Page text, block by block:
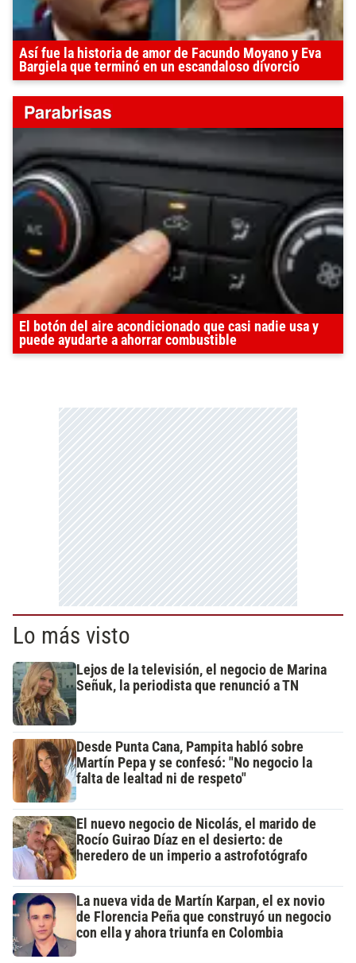
Así fue la historia de amor de Facundo Moyano y Eva
Bargiela que terminó en un escandaloso divorcio
El botón del aire acondicionado que casi nadie usa y
puede ayudarte a ahorrar combustible
Lo más visto
Lejos de la televisión, el negocio de Marina
Señuk, la periodista que renunció a TN
Desde Punta Cana, Pampita habló sobre
Martín Pepa y se confesó: "No negocio la
falta de lealtad ni de respeto"
El nuevo negocio de Nicolás, el marido de
Rocío Guirao Díaz en el desierto: de
heredero de un imperio a astrofotógrafo
La nueva vida de Martín Karpan, el ex novio
de Florencia Peña que construyó un negocio
con ella y ahora triunfa en Colombia